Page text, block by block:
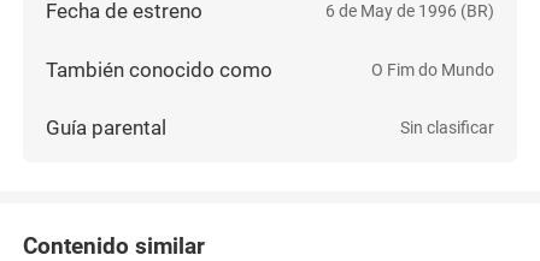
Fecha de estreno 6 de May de 1996 (BR)
También conocido como O Fim do Mundo
Guía parental Sin clasificar
Contenido similar